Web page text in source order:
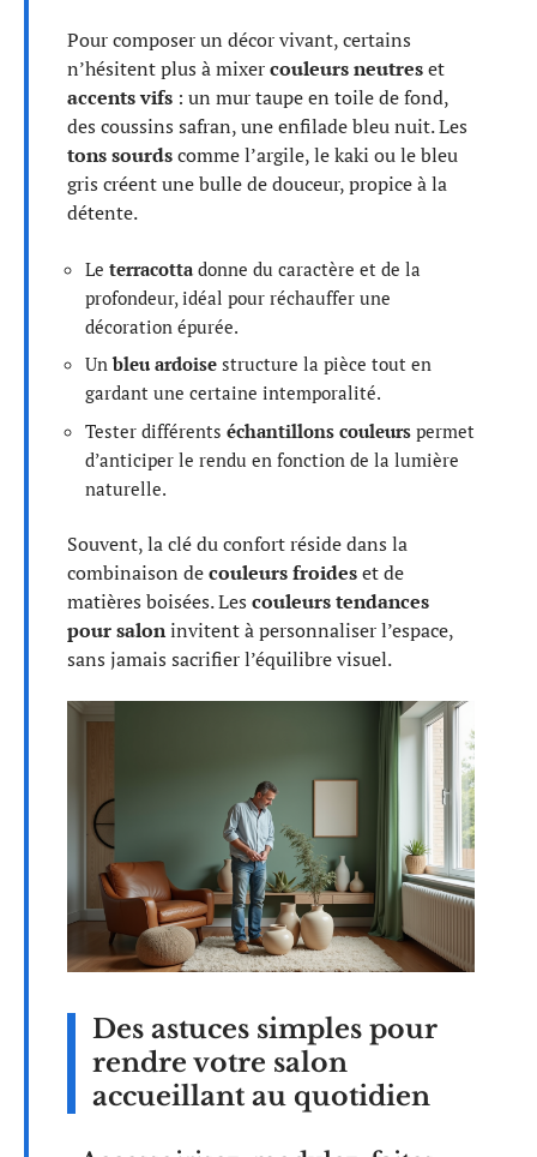
Pour composer un décor vivant, certains
n’hésitent plus à mixercouleurs neutreset
accents vifs : un mur taupe en toile de fond,
des coussins safran, une enfilade bleu nuit. Les
tons sourdscomme l’argile, le kaki ou le bleu
gris créent une bulle de douceur, propice à la
détente.
Le terracottadonne du caractère et de la
profondeur, idéal pour réchauffer une
décoration épurée.
Unbleu ardoise structure la pièce tout en
gardant une certaine intemporalité.
Tester différents échantillons couleurs permet
d’anticiper le rendu en fonction de la lumière
naturelle.
Souvent, la clé du confort réside dans la
combinaison decouleurs froideset de
matières boisées. Les couleurs tendances
pour saloninvitent à personnaliser l’espace,
sans jamais sacrifier l’équilibre visuel.
Des astuces simples pour
rendre votre salon
accueillant au quotidien